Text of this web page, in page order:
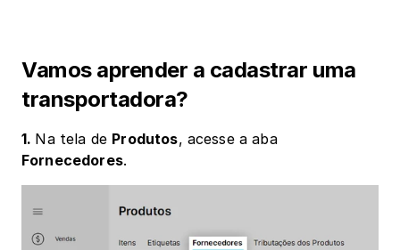
Vamos aprender a cadastrar uma
transportadora?
1. Na tela de Produtos
, acesse a aba
Fornecedores.